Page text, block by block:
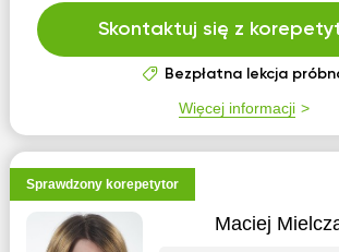
Skontaktuj się z
Bezpłatna lekcja
Więcej informacji
Sprawdzony korepetytor
Maciej